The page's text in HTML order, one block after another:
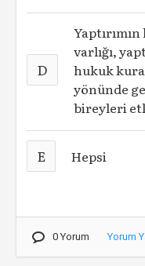
D
varlığı,
hukuk
yönünde
bireyleri
E Hepsi
0 Yorum Yorum